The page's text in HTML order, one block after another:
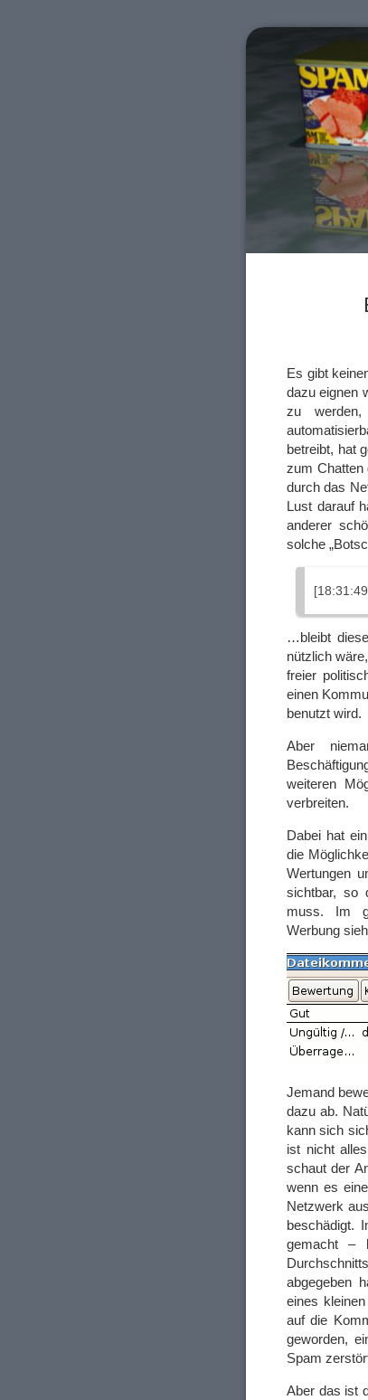
Es gibt
dazu eignen
zu
betreibt, hat
zum Chatten
durch das
Lust darauf
anderer
solche
…bleibt
nützlich
freier
einen
benutzt wird.
Aber
weiteren
verbreiten.
Dabei hat
die
Wertungen
sichtbar, so
muss. Im
Werbung
Jemand
dazu ab.
kann sich
ist nicht
schaut der
wenn es
Netzwerk
beschädigt.
gemacht –
abgegeben
eines
auf die
geworden,
Spam
Aber das ist